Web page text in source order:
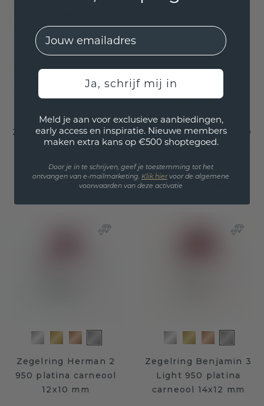
Zegelring Benjamin 4
950 platina carneool
€ 2.983,20 € 3.729,-
Zegelring Brent 1 950
platina carneool 10x8
€ 1.932,-
Zegelring Herman 2
950 platina carneool
12x10 mm
Zegelring Benjamin 3
Light 950 platina
carneool 14x12 mm
EMail
Ja, schrijf mij in
Meld je aan voor exclusieve aanbiedingen,
early access en inspiratie. Nieuwe members
maken extra kans op €500 shoptegoed.
Door je in te schrijven, geef je toestemming tot het
ontvangen van e-mailmarketing. Klik hiervoor de algemene
voorwaarden van deze activatie